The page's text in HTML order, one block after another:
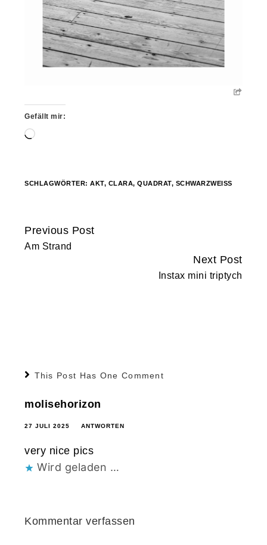
Gefällt mir:
Wird
SCHLAGWÖRTER:AKT, CLARA,QUADRAT, SCHWARZWEISS
Continue
Reading
Previous Post
Am Strand
Next Post
Instax mini triptych
This Post Has One Comment
molisehorizon
27 JULI 2025 ANTWORTEN
very nice pics
Wird geladen …
Kommentar verfassen